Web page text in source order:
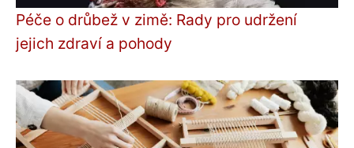
Péče o drůbež v zimě: Rady pro udržení
jejich zdraví a pohody